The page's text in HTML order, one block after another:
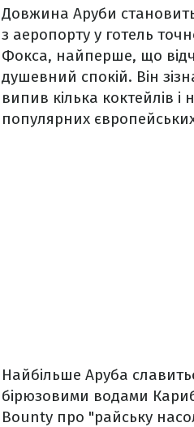
Довжина Аруби
з аеропорту у готель
Фокса, найперше, що
душевний спокій. Він
випив кілька коктейлів
популярних
Найбільше Аруба
бірюзовими водами
Bounty про "райську